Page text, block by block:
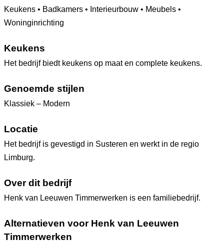
Keukens • Badkamers • Interieurbouw • Meubels •
Woninginrichting
Keukens
Het bedrijf biedt keukens op maat en complete keukens.
Genoemde stijlen
Klassiek – Modern
Locatie
Het bedrijf is gevestigd in Susteren en werkt in de regio
Limburg.
Over dit bedrijf
Henk van Leeuwen Timmerwerken is een familiebedrijf.
Alternatieven voor Henk van Leeuwen
Timmerwerken